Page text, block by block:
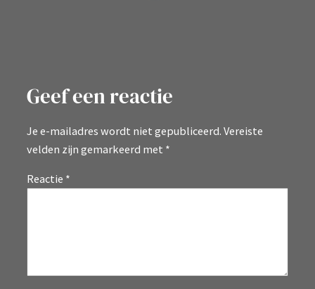
Geef een reactie
Je e-mailadres wordt niet gepubliceerd. Vereiste
velden zijn gemarkeerd met *
Reactie *